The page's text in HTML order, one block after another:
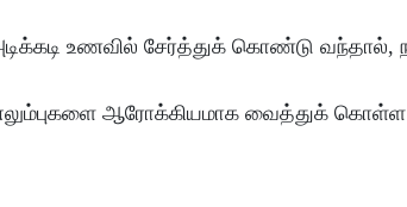
உணவில் சேர்த்துக் கொண்டு வந்தால்,
ஆரோக்கியமாக வைத்துக் கொள்ள